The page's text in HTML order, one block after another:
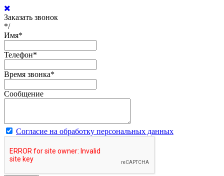
Заказать звонок
*/
Имя*
Телефон*
Время звонка*
Сообщение
Согласие на обработку персональных данных